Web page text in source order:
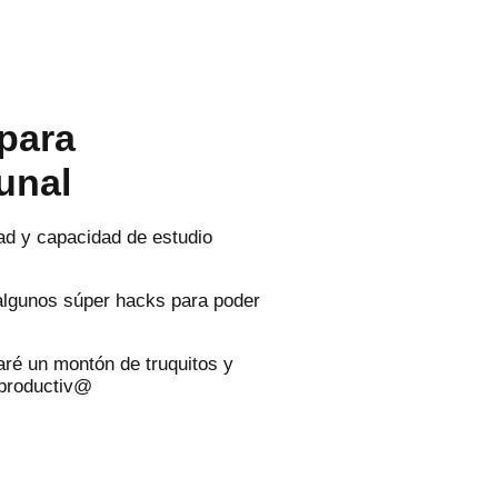
y capacidad de estudio
súper hacks para poder
un montón de truquitos y